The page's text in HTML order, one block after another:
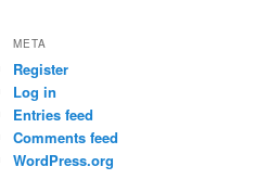
META
Register
Log in
Entries feed
Comments feed
WordPress.org